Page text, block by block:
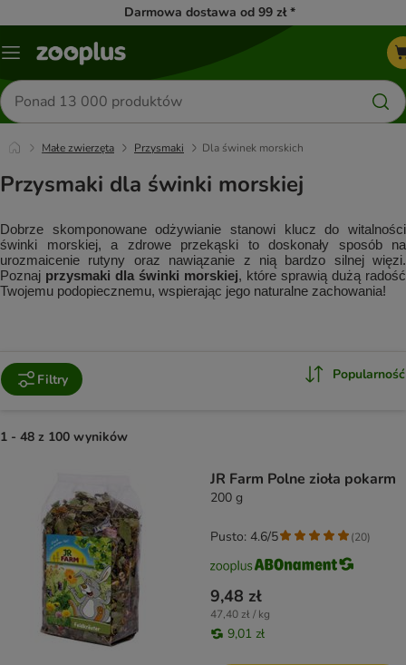
Darmowa dostawa od 99 zł *
Menu
Szukaj
produktów
Małe zwierzęta Przysmaki Dla świnek morskich
Przysmaki dla świnki morskiej
Dobrze skomponowane odżywianie stanowi klucz do witalności
świnki morskiej, a zdrowe przekąski to doskonały sposób na
urozmaicenie rutyny oraz nawiązanie z nią bardzo silnej więzi.
Poznaj przysmaki dla świnki morskiej, które sprawią dużą radość
Twojemu podopiecznemu, wspierając jego naturalne zachowania!
Filtry Popularność
1 - 48 z 100 wyników
JR Farm Polne zioła pokarm
200 g
9,48 zł
47,40 zł / kg
9,01 zł
Pusto: 4.6/5 (20)